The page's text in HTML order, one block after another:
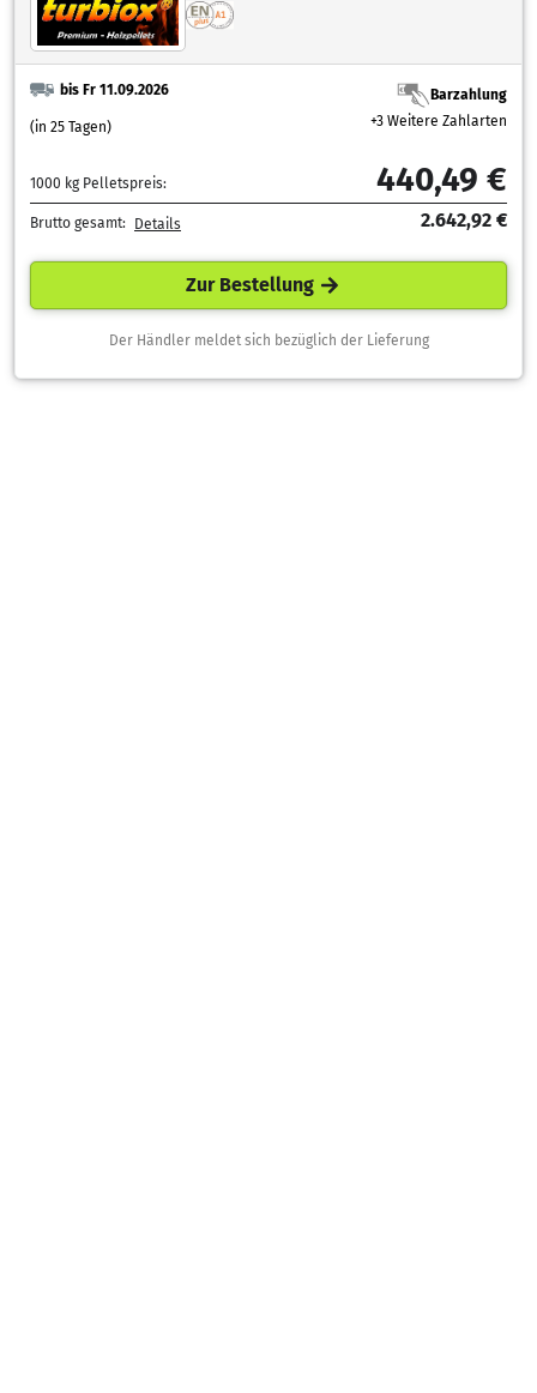
bis Fr 11.09.2026
(in 25 Tagen)
Barzahlung
+3 Weitere Zahlarten
1000 kg Pelletspreis: 440,49 €
Brutto gesamt: Details 2.642,92 €
Zur Bestellung
Der Händler meldet sich bezüglich der Lieferung